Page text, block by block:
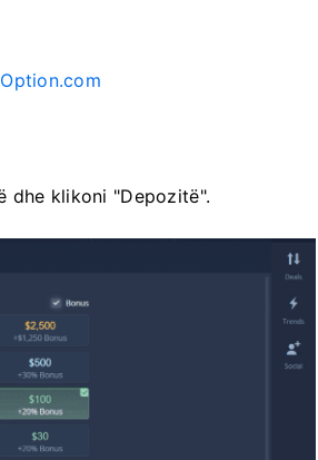
dhe klikoni "Depozitë".